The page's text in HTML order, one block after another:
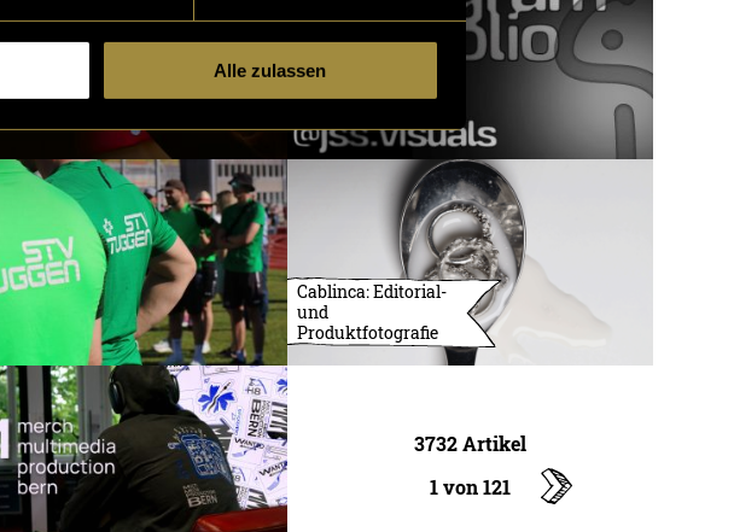
Alle zulassen
Cablinca: Editorial-
und
Produktfotografie
3732 Artikel
1 von 121